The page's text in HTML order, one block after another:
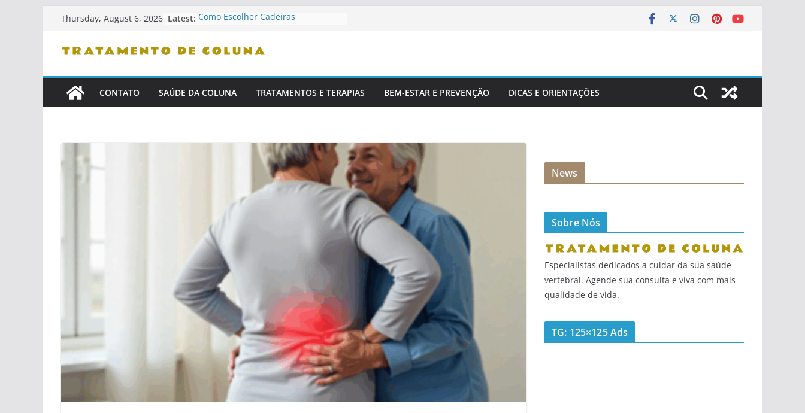
content
Thursday, August 6, 2026 Latest: Como Escolher Cadeiras
Confiança
Problemas De Coluna
Como Se Levantar Corretamente Da
CONTATO SAÚDE DA COLUNA TRATAMENTOS E TERAPIAS BEM-ESTAR E PREVENÇÃO DICAS E ORIENTAÇÕES
News
Sobre Nós
Especialistas dedicados a cuidar da sua saúde
vertebral. Agende sua consulta e viva com mais
qualidade de vida.
TG: 125×125 Ads